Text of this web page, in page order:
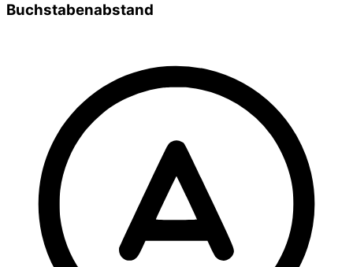
Buchstabenabstand